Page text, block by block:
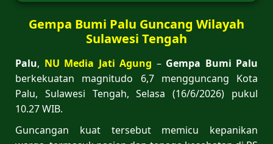
Gempa Bumi Palu Guncang Wilayah
Sulawesi Tengah
Palu, NU Media Jati Agung – Gempa Bumi Palu
berkekuatan magnitudo 6,7 mengguncang Kota
Palu, Sulawesi Tengah, Selasa (16/6/2026) pukul
10.27 WIB.
Guncangan kuat tersebut memicu kepanikan